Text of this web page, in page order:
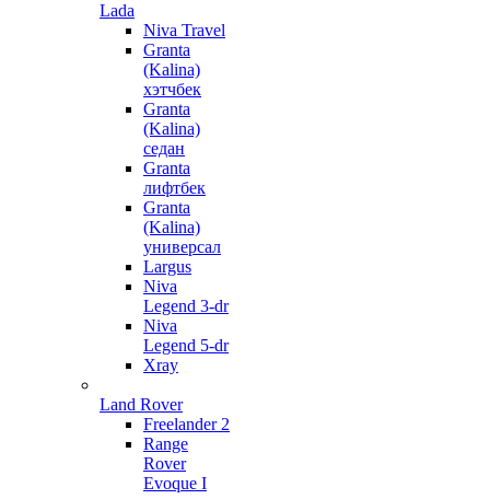
Lada
Niva Travel
Granta
(Kalina)
хэтчбек
Granta
(Kalina)
седан
Granta
лифтбек
Granta
(Kalina)
универсал
Largus
Niva
Legend 3-dr
Niva
Legend 5-dr
Xray
Land Rover
Freelander 2
Range
Rover
Evoque I